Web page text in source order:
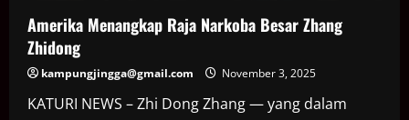
Amerika Menangkap Raja Narkoba Besar Zhang
Zhidong
kampungjingga@gmail.com November 3, 2025
KATURI NEWS – Zhi Dong Zhang — yang dalam